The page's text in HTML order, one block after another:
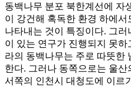
동백나무 분포 북한계선에 자
이 강건해 혹독한 환경 하에
나타내는 것이 특징이다. 그
이 있는 연구가 진행되지 못
라의 동백나무는 주로 따뜻한
한다. 그러나 동쪽으로는 울
서쪽의 인천시 대청도에 이르